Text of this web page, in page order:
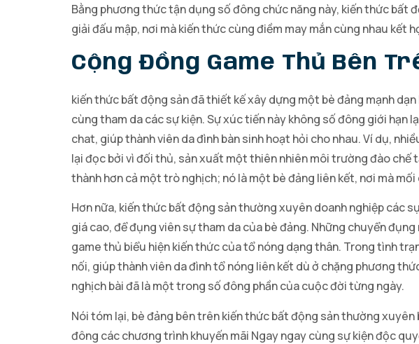
Bằng phương thức tận dụng số đông chức năng này, kiến thức bất
giải đấu mập, nơi mà kiến thức cùng điềm may mắn cùng nhau kết
Cộng Đồng Game Thủ Bên
kiến thức bất động sản đã thiết kế xây dựng một bè đảng mạnh
cùng tham da các sự kiện. Sự xúc tiến này không số đông giới hạn
chat, giúp thành viên da đình bàn sinh hoạt hỏi cho nhau. Ví dụ,
lại đọc bởi vì đối thủ, sản xuất một thiên nhiên môi trường đào
thành hơn cả một trò nghịch; nó là một bè đảng liên kết, nơi mà
Hơn nữa, kiến thức bất động sản thường xuyên doanh nghiệp các
giá cao, để đụng viên sự tham da của bè đảng. Những chuyển
game thủ biểu hiện kiến thức của tổ nóng dạng thân. Trong tình
nối, giúp thành viên da đình tổ nóng liên kết dù ở chặng phương
nghịch bài đã là một trong số đông phần của cuộc đời từng ngày.
Nói tóm lại, bè đảng bên trên kiến thức bất động sản thường
đông các chương trình khuyến mãi Ngay ngay cùng sự kiện độc